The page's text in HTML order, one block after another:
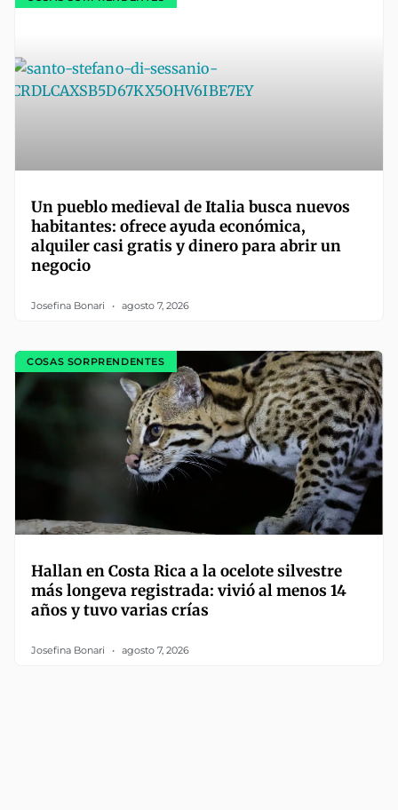
Un pueblo medieval de Italia busca nuevos
habitantes: ofrece ayuda económica,
alquiler casi gratis y dinero para abrir un
negocio
Josefina Bonari agosto 7, 2026
COSAS SORPRENDENTES
Hallan en Costa Rica a la ocelote silvestre
más longeva registrada: vivió al menos 14
años y tuvo varias crías
Josefina Bonari agosto 7, 2026